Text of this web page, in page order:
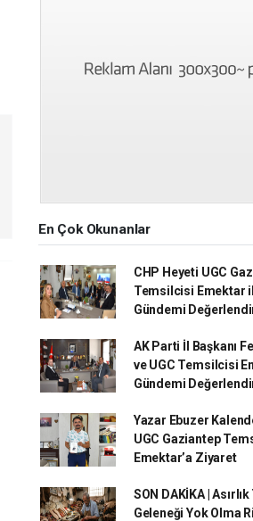
En Çok Okunanlar
CHP Heyeti UGC
Temsilcisi Emektar
Gündemi
AK Parti İl Başkanı
ve UGC Temsilcisi
Gündemi
Yazar Ebuzer
UGC Gaziantep
Emektar’a Ziyaret
SON DAKİKA |
Geleneği Yok Olma